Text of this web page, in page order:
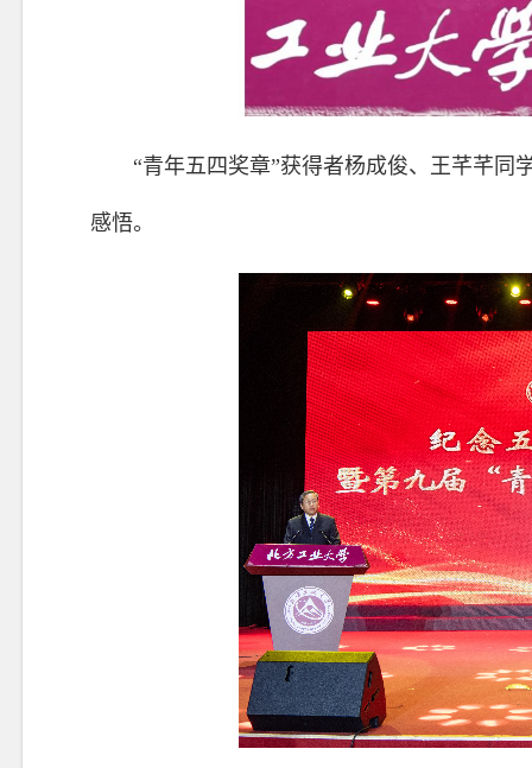
“青年五四奖章”获得者杨成俊、王芊芊
感悟。